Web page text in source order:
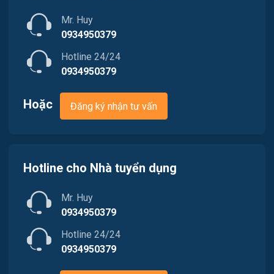
Nội ngoại thất
Trung Tâm Tiếng Anh
Truyền Hình / Quảng Cáo Marketing
Tài chính / Đầu tư
Tư vấn / Chăm Sóc Khách Hàng
Vận chuyển / Giao nhận / Kho vận
Việc làm Phường Dương Nỗ
Mr. Huy
0934950379
Hotline 24/24
0934950379
Hoặc Đăng ký nhận tư vấn
Hotline cho Nhà tuyển dụng
Mr. Huy
0934950379
Hotline 24/24
0934950379